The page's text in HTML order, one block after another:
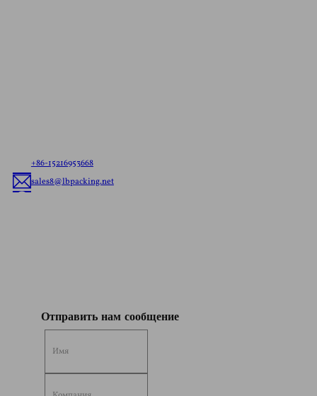
+86-15216953668
sales8@lbpacking.net
Отправить нам сообщение